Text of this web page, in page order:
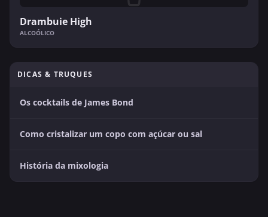
Drambuie High
ALCOÓLICO
DICAS & TRUQUES
Os cocktails de James Bond
Como cristalizar um copo com açúcar ou sal
História da mixologia